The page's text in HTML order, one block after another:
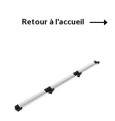
Retour à l'accueil